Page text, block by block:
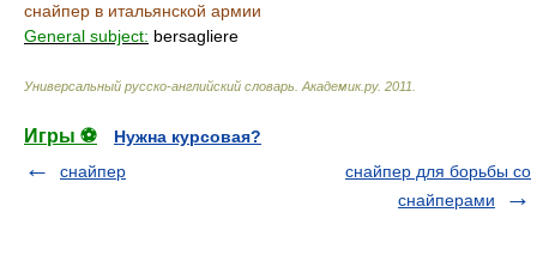
снайпер в итальянской армии
General subject: bersagliere
Универсальный русско-английский словарь Академик.ру. 2011
Игры ⚽
Нужна курсовая?
снайпер
снайпер для борьбы со
снайперами